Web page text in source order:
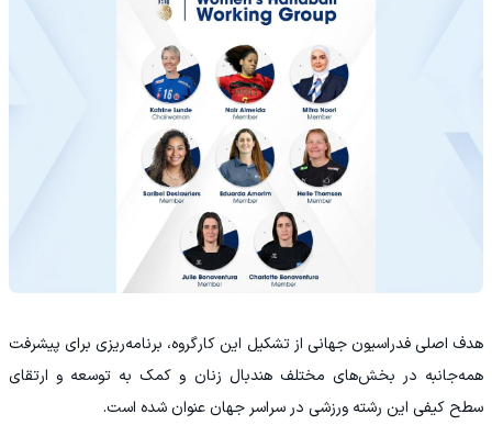
هدف اصلی فدراسیون جهانی از تشکیل این کارگروه، برنامه‌ریزی برای پیشرفت
همه‌جانبه در بخش‌های مختلف هندبال زنان و کمک به توسعه و ارتقای
سطح کیفی این رشته ورزشی در سراسر جهان عنوان شده است.